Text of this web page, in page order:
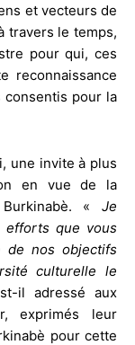
et vecteurs de
travers le temps,
pour qui, ces
reconnaissance
consentis pour la
une invite à plus
en vue de la
« Je
efforts que vous
de nos objectifs
culturelle le
il adressé aux
exprimés leur
pour cette